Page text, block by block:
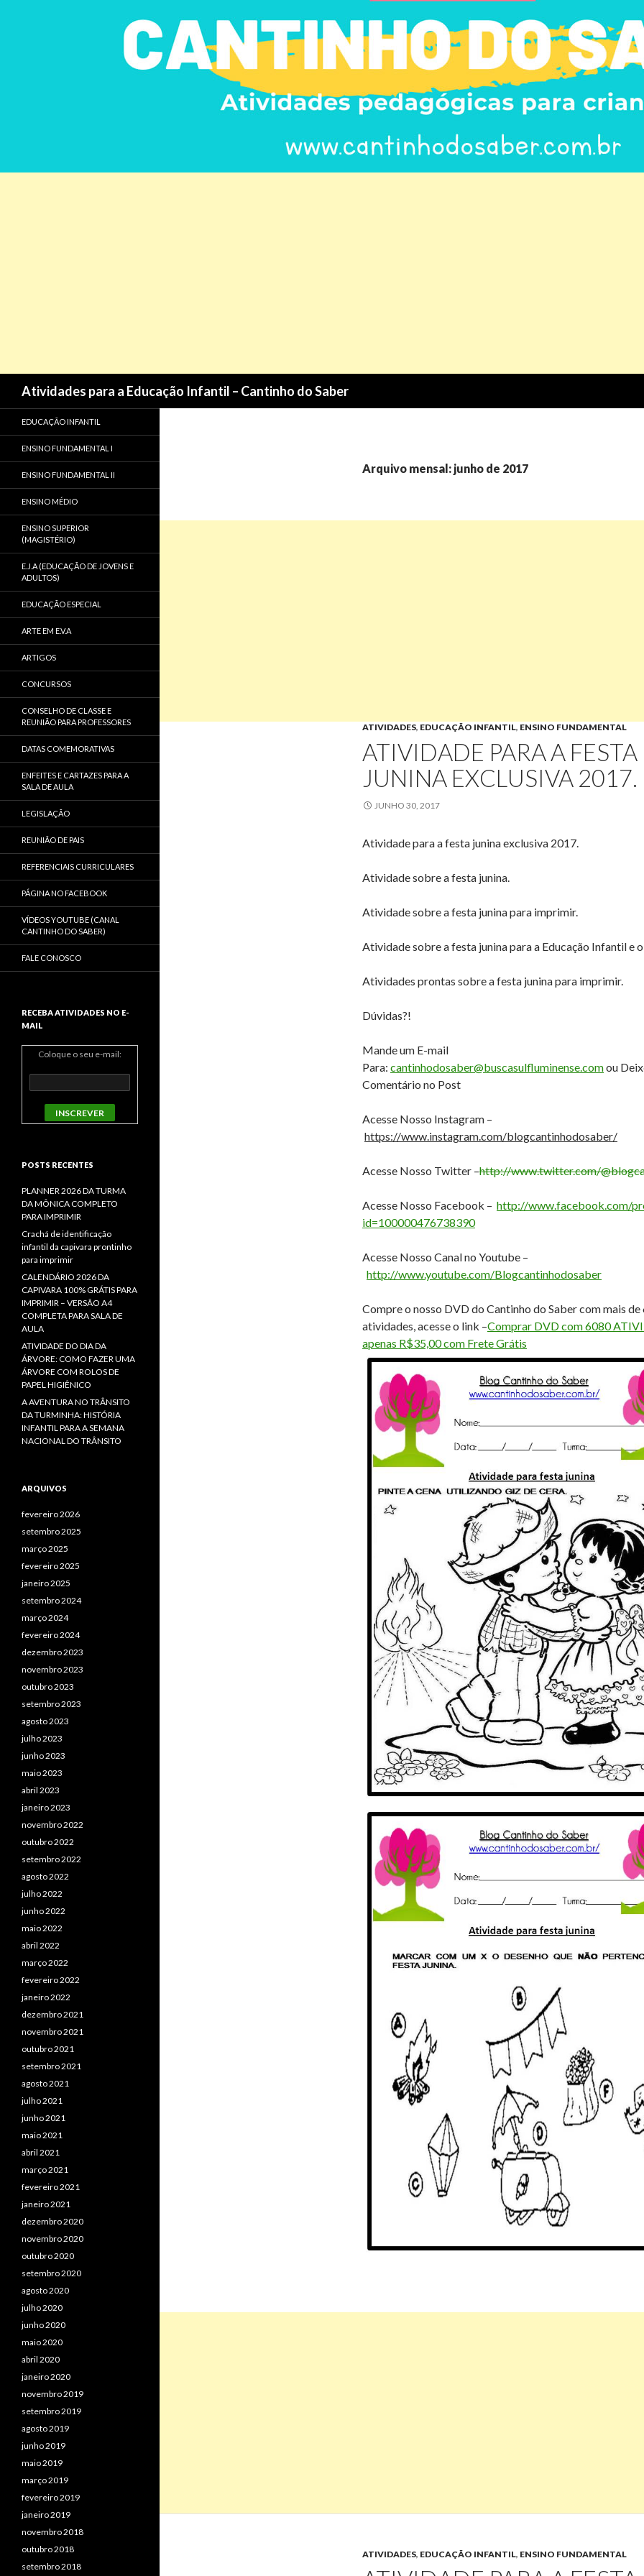
Atividades para a Educação Infantil – Cantinho do Saber
Arquivo mensal: junho de 2017
ATIVIDADES, EDUCAÇÃO INFANTIL, ENSINO FUNDAMENTAL
ATIVIDADE PARA A FESTA
JUNINA EXCLUSIVA 2017.
JUNHO 30, 2017
Atividade para a festa junina exclusiva 2017.
Atividade sobre a festa junina.
Atividade sobre a festa junina para imprimir.
Atividade sobre a festa junina para a Educação Infantil e
Atividades prontas sobre a festa junina para imprimir.
Dúvidas?!
Mande um E-mail
Para: cantinhodosaber@buscasulfluminense.comou
Comentário no Post
Acesse Nosso Instagram –
https://www.instagram.com/blogcantinhodosaber/
Acesse Nosso Twitter –http://www.twitter.com/
Acesse Nosso Facebook – http://www.facebook.com/
id=100000476738390
Acesse Nosso Canal no Youtube –
http://www.youtube.com/Blogcantinhodosaber
Compre o nosso DVD do Cantinho do Saber com mais de
atividades, acesse o link –Comprar DVD com 6080
apenas R$35,00 com Frete Grátis
ATIVIDADES, EDUCAÇÃO INFANTIL, ENSINO FUNDAMENTAL
EDUCAÇÃO INFANTIL
ENSINO FUNDAMENTAL I
ENSINO FUNDAMENTAL II
ENSINO MÉDIO
ENSINO SUPERIOR
(MAGISTÉRIO)
E.J.A (EDUCAÇÃO DE JOVENS E
ADULTOS)
EDUCAÇÃO ESPECIAL
ARTE EM E.V.A
ARTIGOS
CONCURSOS
CONSELHO DE CLASSE E
REUNIÃO PARA PROFESSORES
DATAS COMEMORATIVAS
ENFEITES E CARTAZES PARA A
SALA DE AULA
LEGISLAÇÃO
REUNIÃO DE PAIS
REFERENCIAIS CURRICULARES
PÁGINA NO FACEBOOK
VÍDEOS YOUTUBE (CANAL
CANTINHO DO SABER)
FALE CONOSCO
RECEBA ATIVIDADES NO E-
MAIL
Coloque o seu e-mail:
POSTS RECENTES
PLANNER 2026 DA TURMA
DA MÔNICA COMPLETO
PARA IMPRIMIR
Crachá de identificação
infantil da capivara prontinho
para imprimir
CALENDÁRIO 2026 DA
CAPIVARA 100% GRÁTIS PARA
IMPRIMIR – VERSÃO A4
COMPLETA PARA SALA DE
AULA
ATIVIDADE DO DIA DA
ÁRVORE: COMO FAZER UMA
ÁRVORE COM ROLOS DE
PAPEL HIGIÊNICO
A AVENTURA NO TRÂNSITO
DA TURMINHA: HISTÓRIA
INFANTIL PARA A SEMANA
NACIONAL DO TRÂNSITO
ARQUIVOS
fevereiro 2026
setembro 2025
março 2025
fevereiro 2025
janeiro 2025
setembro 2024
março 2024
fevereiro 2024
dezembro 2023
novembro 2023
outubro 2023
setembro 2023
agosto 2023
julho 2023
junho 2023
maio 2023
abril 2023
janeiro 2023
novembro 2022
outubro 2022
setembro 2022
agosto 2022
julho 2022
junho 2022
maio 2022
abril 2022
março 2022
fevereiro 2022
janeiro 2022
dezembro 2021
novembro 2021
outubro 2021
setembro 2021
agosto 2021
julho 2021
junho 2021
maio 2021
abril 2021
março 2021
fevereiro 2021
janeiro 2021
dezembro 2020
novembro 2020
outubro 2020
setembro 2020
agosto 2020
julho 2020
junho 2020
maio 2020
abril 2020
janeiro 2020
novembro 2019
setembro 2019
agosto 2019
junho 2019
maio 2019
março 2019
fevereiro 2019
janeiro 2019
novembro 2018
outubro 2018
setembro 2018